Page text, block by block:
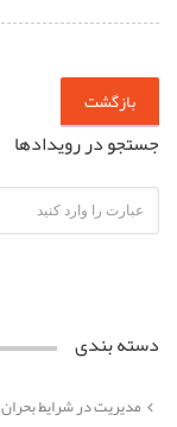
بازگشت
جستجو در رویدادها
دسته بندی
مدیریت در شرایط بحران